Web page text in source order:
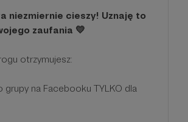
niezmiernie cieszy! Uznaję to
zaufania 💛
otrzymujesz:
na Facebooku TYLKO dla